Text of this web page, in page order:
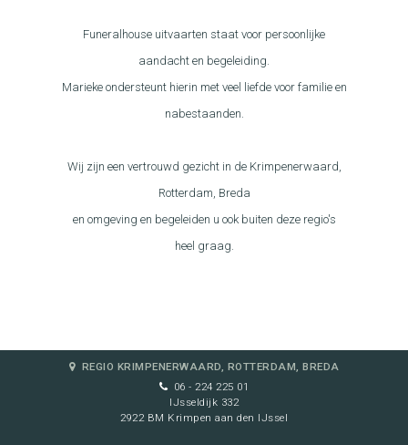
Funeralhouse uitvaarten staat voor persoonlijke
aandacht en begeleiding.
Marieke ondersteunt hierin met veel liefde voor familie en
nabestaanden.
Wij zijn een vertrouwd gezicht in de Krimpenerwaard,
Rotterdam, Breda
en omgeving en begeleiden u ook buiten deze regio's
heel graag.
REGIO KRIMPENERWAARD, ROTTERDAM, BREDA
06 - 224 225 01
IJsseldijk 332
2922 BM Krimpen aan den IJssel